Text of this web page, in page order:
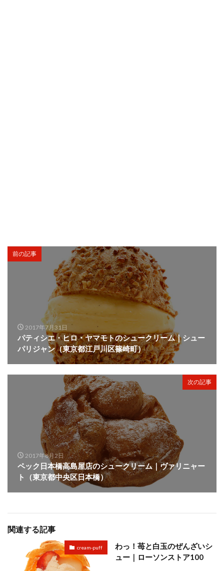
前の記事
2017年7月31日
パティシエ・ヒロ・ヤマモトのシュークリーム｜シュー
パリジャン（東京都江戸川区篠崎町）
次の記事
2017年8月2日
ペック日本橋高島屋店のシュークリーム｜ヴァリニャー
ト（東京都中央区日本橋）
関連する記事
cream-puff
わっ！苺と白玉のぜんざいシ
ュー｜ローソンストア100